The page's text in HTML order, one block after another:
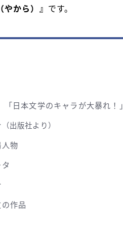
やから）』 です。
「日本文学のキャラが大暴れ！」
（出版社より）
人物
作品